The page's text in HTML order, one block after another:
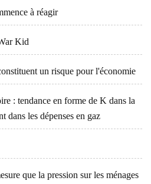
à réagir
Kid
un risque pour l'économie
: tendance en forme de K dans la
dans les dépenses en gaz
que la pression sur les ménages